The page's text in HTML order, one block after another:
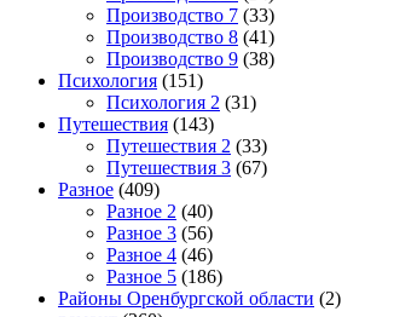
Производство 7 (33)
Производство 8 (41)
Производство 9 (38)
Психология (151)
Психология 2 (31)
Путешествия (143)
Путешествия 2 (33)
Путешествия 3 (67)
Разное (409)
Разное 2 (40)
Разное 3 (56)
Разное 4 (46)
Разное 5 (186)
Районы Оренбургской области (2)